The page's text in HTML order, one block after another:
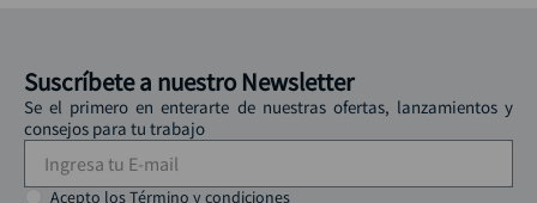
Suscríbete a nuestro Newsletter
Se el primero en enterarte de nuestras ofertas, lanzamientos y
consejos para tu trabajo
Acepto los Término y condiciones